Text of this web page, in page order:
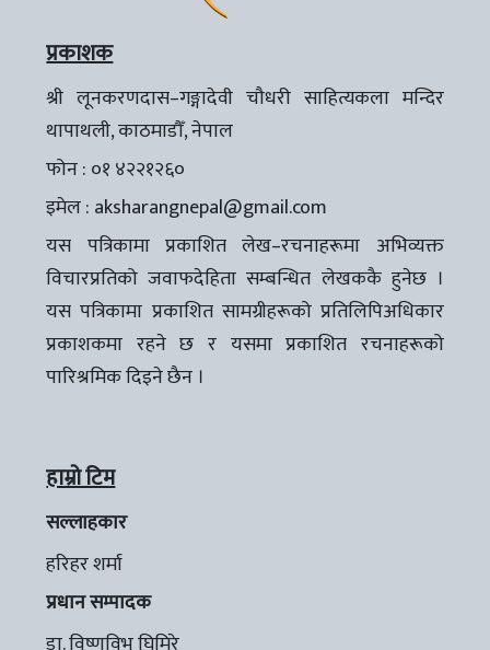
प्रकाशक
श्री लूनकरणदास–गङ्गादेवी चौधरी साहित्यकला मन्दिर
थापाथली, काठमाडौँ, नेपाल
फोन : ०१ ४२२१२६०
इमेल : aksharangnepal@gmail.com
यस पत्रिकामा प्रकाशित लेख–रचनाहरूमा अभिव्यक्त
विचारप्रतिको जवाफदेहिता सम्बन्धित लेखककै हुनेछ ।
यस पत्रिकामा प्रकाशित सामग्रीहरूको प्रतिलिपिअधिकार
प्रकाशकमा रहने छ र यसमा प्रकाशित रचनाहरूको
पारिश्रमिक दिइने छैन ।
हाम्रो टिम
सल्लाहकार
हरिहर शर्मा
प्रधान सम्पादक